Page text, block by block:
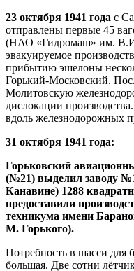
23 октября 1941 года с
отправлены первые 45
(НАО «Гидромаш» им.
эвакуируемое
прибытию эшелоны
Горький-Московский.
Молитовскую
дислокации
вдоль железнодорожных
31 октября 1941 года:
Горьковский
(№21) выделил заводу
Канавине) 1288
предоставили
техникума имени
М. Горького).
Потребность в шасси для
большая. Две сотни